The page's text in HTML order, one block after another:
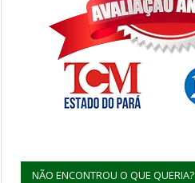
NÃO ENCONTROU O QUE QUERIA?